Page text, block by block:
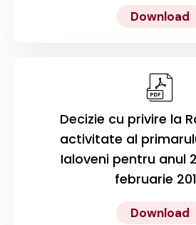
Download
Decizie cu privire la
activitate al
Ialoveni pentru anul
februarie
Download